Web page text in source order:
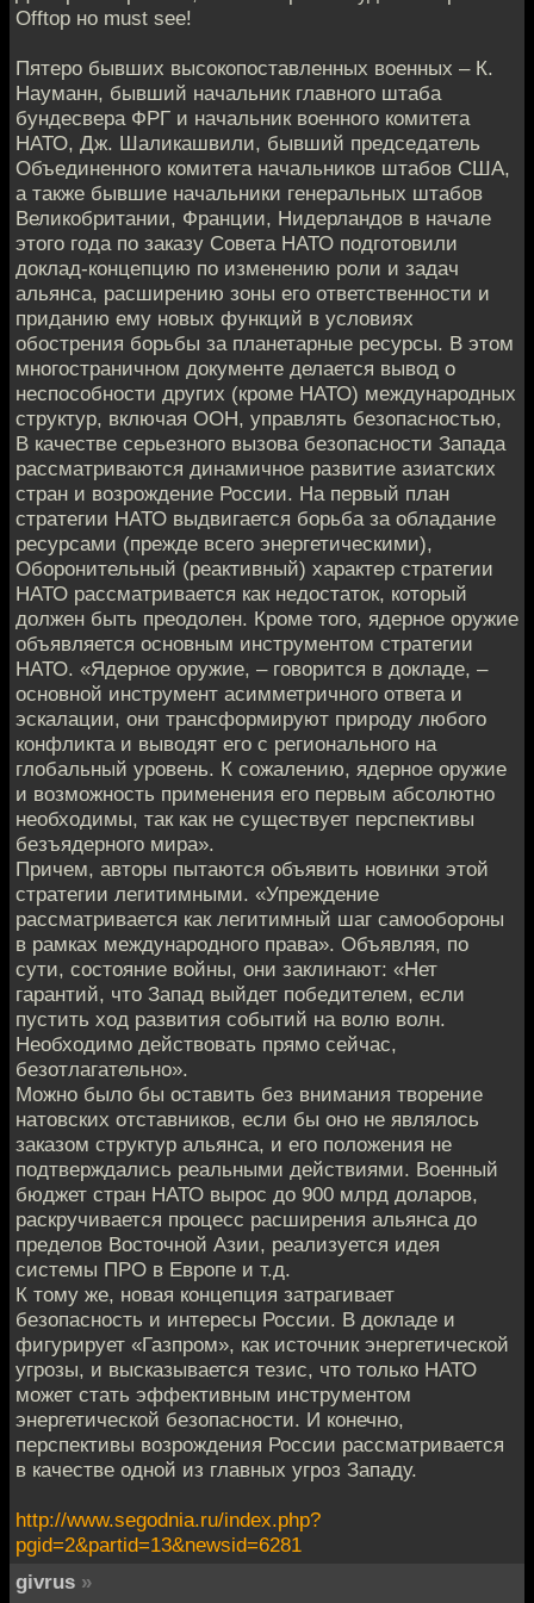
Offtop но must see!
Пятеро бывших высокопоставленных военных – К.
Науманн, бывший начальник главного штаба
бундесвера ФРГ и начальник военного комитета
НАТО, Дж. Шаликашвили, бывший председатель
Объединенного комитета начальников штабов США,
а также бывшие начальники генеральных штабов
Великобритании, Франции, Нидерландов в начале
этого года по заказу Совета НАТО подготовили
доклад-концепцию по изменению роли и задач
альянса, расширению зоны его ответственности и
приданию ему новых функций в условиях
обострения борьбы за планетарные ресурсы. В этом
многостраничном документе делается вывод о
неспособности других (кроме НАТО) международных
структур, включая ООН, управлять безопасностью,
В качестве серьезного вызова безопасности Запада
рассматриваются динамичное развитие азиатских
стран и возрождение России. На первый план
стратегии НАТО выдвигается борьба за обладание
ресурсами (прежде всего энергетическими),
Оборонительный (реактивный) характер стратегии
НАТО рассматривается как недостаток, который
должен быть преодолен. Кроме того, ядерное оружие
объявляется основным инструментом стратегии
НАТО. «Ядерное оружие, – говорится в докладе, –
основной инструмент асимметричного ответа и
эскалации, они трансформируют природу любого
конфликта и выводят его с регионального на
глобальный уровень. К сожалению, ядерное оружие
и возможность применения его первым абсолютно
необходимы, так как не существует перспективы
безъядерного мира».
Причем, авторы пытаются объявить новинки этой
стратегии легитимными. «Упреждение
рассматривается как легитимный шаг самообороны
в рамках международного права». Объявляя, по
сути, состояние войны, они заклинают: «Нет
гарантий, что Запад выйдет победителем, если
пустить ход развития событий на волю волн.
Необходимо действовать прямо сейчас,
безотлагательно».
Можно было бы оставить без внимания творение
натовских отставников, если бы оно не являлось
заказом структур альянса, и его положения не
подтверждались реальными действиями. Военный
бюджет стран НАТО вырос до 900 млрд доларов,
раскручивается процесс расширения альянса до
пределов Восточной Азии, реализуется идея
системы ПРО в Европе и т.д.
К тому же, новая концепция затрагивает
безопасность и интересы России. В докладе и
фигурирует «Газпром», как источник энергетической
угрозы, и высказывается тезис, что только НАТО
может стать эффективным инструментом
энергетической безопасности. И конечно,
перспективы возрождения России рассматривается
в качестве одной из главных угроз Западу.
http://www.segodnia.ru/index.php?
pgid=2&partid=13&newsid=6281
givrus »